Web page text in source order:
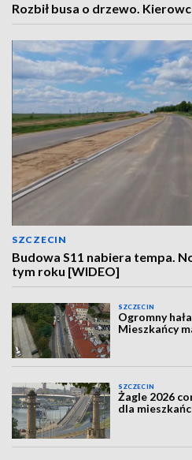
Rozbił busa o drzewo.
SZCZECIN
Budowa S11 nabiera tempa.
tym roku [WIDEO]
SZCZECIN
Ogromny
Mieszkańcy
SZCZECIN
Żagle 2026
dla